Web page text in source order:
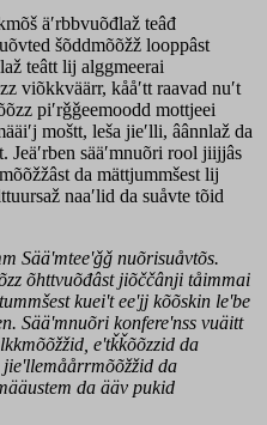
äʹrbbvuõđlaž teâđ
šõddmõõžž looppâst
teâtt lij alggmeerai
viõkkväärr, kååʹtt raavad nuʹt
piʹrǧǧeemoodd mottjeei
moštt, leša jieʹlli, âânnlaž da
Jeäʹrben sääʹmnuõri rool jiijjâs
da mättjummšest lij
naaʹlid da suåvte tõid
Sääʹmteeʹǧǧ nuõrisuåvtõs.
õhttvuõđâst jiõččânji tåimmai
kueiʹt eeʹjj kõõskin leʹbe
Sääʹmnuõri konfereʹnss vuäitt
eʹtǩǩõõzzid da
da
da ääv pukid